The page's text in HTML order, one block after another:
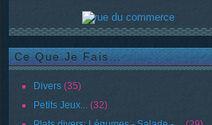
Ce Que Je Fais...
Divers (35)
Petits Jeux... (32)